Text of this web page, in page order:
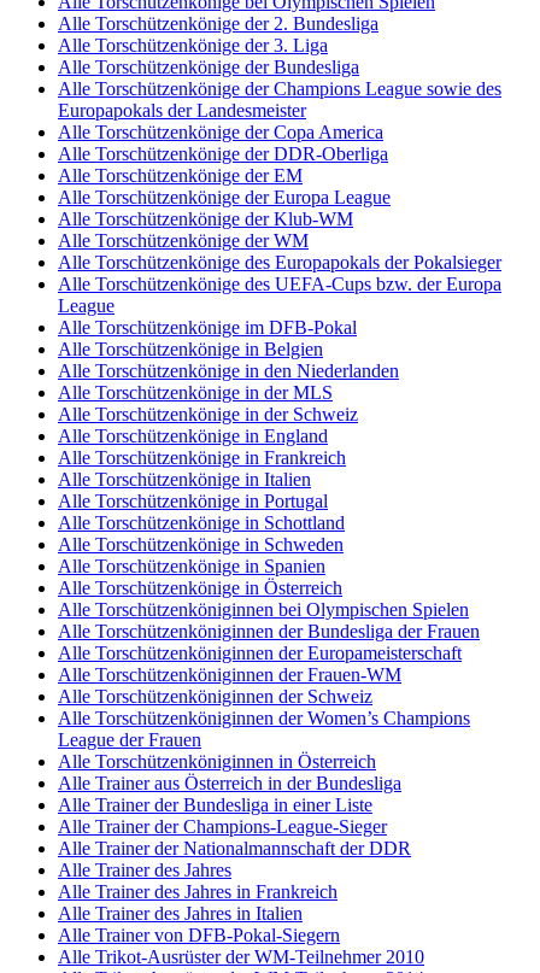
Alle Torschützenkönige der 2. Bundesliga
Alle Torschützenkönige der 3. Liga
Alle Torschützenkönige der Bundesliga
Alle Torschützenkönige der Champions League sowie des
Europapokals der Landesmeister
Alle Torschützenkönige der Copa America
Alle Torschützenkönige der DDR-Oberliga
Alle Torschützenkönige der EM
Alle Torschützenkönige der Europa League
Alle Torschützenkönige der Klub-WM
Alle Torschützenkönige der WM
Alle Torschützenkönige des Europapokals der Pokalsieger
Alle Torschützenkönige des UEFA-Cups bzw. der Europa
League
Alle Torschützenkönige im DFB-Pokal
Alle Torschützenkönige in Belgien
Alle Torschützenkönige in den Niederlanden
Alle Torschützenkönige in der MLS
Alle Torschützenkönige in der Schweiz
Alle Torschützenkönige in England
Alle Torschützenkönige in Frankreich
Alle Torschützenkönige in Italien
Alle Torschützenkönige in Portugal
Alle Torschützenkönige in Schottland
Alle Torschützenkönige in Schweden
Alle Torschützenkönige in Spanien
Alle Torschützenkönige in Österreich
Alle Torschützenköniginnen bei Olympischen Spielen
Alle Torschützenköniginnen der Bundesliga der Frauen
Alle Torschützenköniginnen der Europameisterschaft
Alle Torschützenköniginnen der Frauen-WM
Alle Torschützenköniginnen der Schweiz
Alle Torschützenköniginnen der Women’s Champions
League der Frauen
Alle Torschützenköniginnen in Österreich
Alle Trainer aus Österreich in der Bundesliga
Alle Trainer der Bundesliga in einer Liste
Alle Trainer der Champions-League-Sieger
Alle Trainer der Nationalmannschaft der DDR
Alle Trainer des Jahres
Alle Trainer des Jahres in Frankreich
Alle Trainer des Jahres in Italien
Alle Trainer von DFB-Pokal-Siegern
Alle Trikot-Ausrüster der WM-Teilnehmer 2010